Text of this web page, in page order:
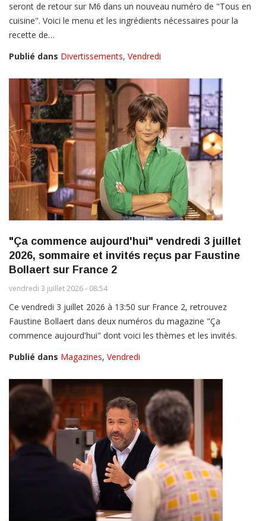
seront de retour sur M6 dans un nouveau numéro de "Tous en
cuisine". Voici le menu et les ingrédients nécessaires pour la
recette de…
Publié dans Divertissements, Vendredi
"Ça commence aujourd'hui" vendredi 3 juillet
2026, sommaire et invités reçus par Faustine
Bollaert sur France 2
vendredi 3 juillet 2026 - 08:54
Ce vendredi 3 juillet 2026 à 13:50 sur France 2, retrouvez
Faustine Bollaert dans deux numéros du magazine "Ça
commence aujourd'hui" dont voici les thèmes et les invités.
Publié dans Magazines, Vendredi